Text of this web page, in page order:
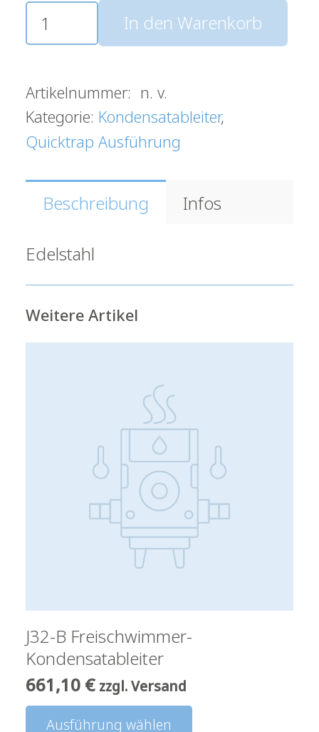
L21SC
Thermische
Menge
In den Warenkorb
Artikelnummer: n. v.
Kategorie: Kondensatableiter,
Quicktrap Ausführung
Beschreibung Infos
Edelstahl
Weitere Artikel
J32-B Freischwimmer-
Kondensatableiter
661,10 € zzgl. Versand
Ausführung wählen